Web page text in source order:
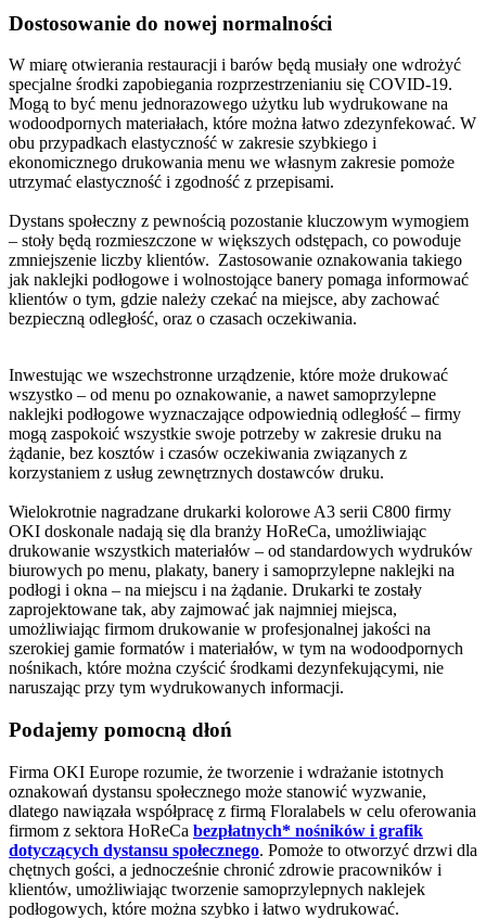
Dostosowanie do nowej normalności
W miarę otwierania restauracji i barów będą musiały one wdrożyć
specjalne środki zapobiegania rozprzestrzenianiu się COVID-19.
Mogą to być menu jednorazowego użytku lub wydrukowane na
wodoodpornych materiałach, które można łatwo zdezynfekować. W
obu przypadkach elastyczność w zakresie szybkiego i
ekonomicznego drukowania menu we własnym zakresie pomoże
utrzymać elastyczność i zgodność z przepisami.
Dystans społeczny z pewnością pozostanie kluczowym wymogiem
– stoły będą rozmieszczone w większych odstępach, co powoduje
zmniejszenie liczby klientów. Zastosowanie oznakowania takiego
jak naklejki podłogowe i wolnostojące banery pomaga informować
klientów o tym, gdzie należy czekać na miejsce, aby zachować
bezpieczną odległość, oraz o czasach oczekiwania.
Inwestując we wszechstronne urządzenie, które może drukować
wszystko – od menu po oznakowanie, a nawet samoprzylepne
naklejki podłogowe wyznaczające odpowiednią odległość – firmy
mogą zaspokoić wszystkie swoje potrzeby w zakresie druku na
żądanie, bez kosztów i czasów oczekiwania związanych z
korzystaniem z usług zewnętrznych dostawców druku.
Wielokrotnie nagradzane drukarki kolorowe A3 serii C800 firmy
OKI doskonale nadają się dla branży HoReCa, umożliwiając
drukowanie wszystkich materiałów – od standardowych wydruków
biurowych po menu, plakaty, banery i samoprzylepne naklejki na
podłogi i okna – na miejscu i na żądanie. Drukarki te zostały
zaprojektowane tak, aby zajmować jak najmniej miejsca,
umożliwiając firmom drukowanie w profesjonalnej jakości na
szerokiej gamie formatów i materiałów, w tym na wodoodpornych
nośnikach, które można czyścić środkami dezynfekującymi, nie
naruszając przy tym wydrukowanych informacji.
Podajemy pomocną dłoń
Firma OKI Europe rozumie, że tworzenie i wdrażanie istotnych
oznakowań dystansu społecznego może stanowić wyzwanie,
dlatego nawiązała współpracę z firmą Floralabels w celu oferowania
firmom z sektora HoReCa bezpłatnych* nośników i grafik
dotyczących dystansu społecznego. Pomoże to otworzyć drzwi dla
chętnych gości, a jednocześnie chronić zdrowie pracowników i
klientów, umożliwiając tworzenie samoprzylepnych naklejek
podłogowych, które można szybko i łatwo wydrukować.